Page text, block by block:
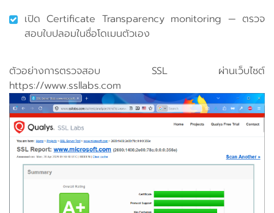
เปิด Certificate Transparency monitoring — ตรวจ
สอบใบปลอมในชื่อโดเมนตัวเอง
ตัวอย่างการตรวจสอบ SSL ผ่านเว็บไซต์
https://www.ssllabs.com